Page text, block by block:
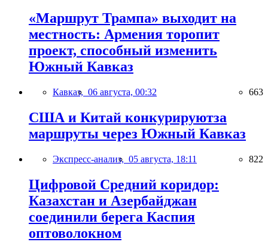
«Маршрут Трампа» выходит на
местность: Армения торопит
проект, способный изменить
Южный Кавказ
Кавказ, 06 августа, 00:32 663
США и Китай конкурируютза
маршруты через Южный Кавказ
Экспресс-анализ, 05 августа, 18:11 822
Цифровой Средний коридор:
Казахстан и Азербайджан
соединили берега Каспия
оптоволокном